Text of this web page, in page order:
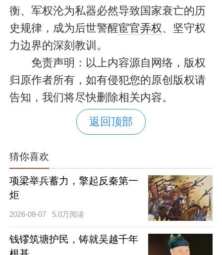
衡、军权沦为私器必然导致国家衰亡的历
史规律，成为后世警醒宦官弄权、坚守权
力边界的深刻教训。
免责声明：以上内容源自网络，版权
归原作者所有，如有侵犯您的原创版权请
告知，我们将尽快删除相关内容。
返回顶部
猜你喜欢
项梁举兵蓄力，擎起反秦第一
炬
2026-08-07 5.0万阅读
钱镠筑塘护民，铸就吴越千年